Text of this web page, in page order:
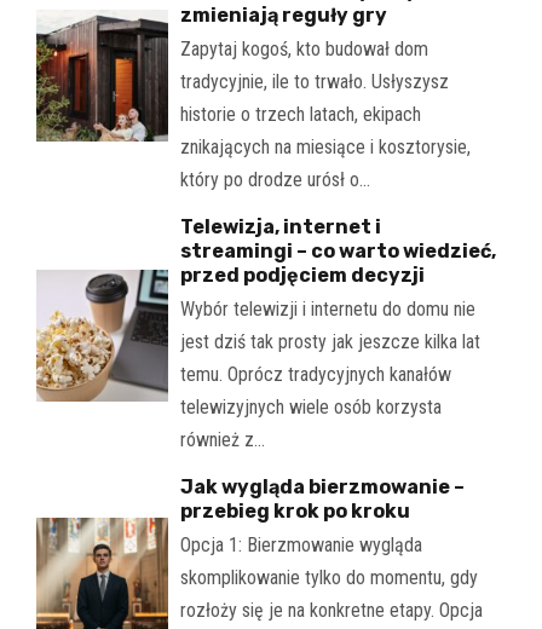
zmieniają reguły gry
Zapytaj kogoś, kto budował dom
tradycyjnie, ile to trwało. Usłyszysz
historie o trzech latach, ekipach
znikających na miesiące i kosztorysie,
który po drodze urósł o…
Telewizja, internet i
streamingi – co warto wiedzieć,
przed podjęciem decyzji
Wybór telewizji i internetu do domu nie
jest dziś tak prosty jak jeszcze kilka lat
temu. Oprócz tradycyjnych kanałów
telewizyjnych wiele osób korzysta
również z…
Jak wygląda bierzmowanie –
przebieg krok po kroku
Opcja 1: Bierzmowanie wygląda
skomplikowanie tylko do momentu, gdy
rozłoży się je na konkretne etapy. Opcja